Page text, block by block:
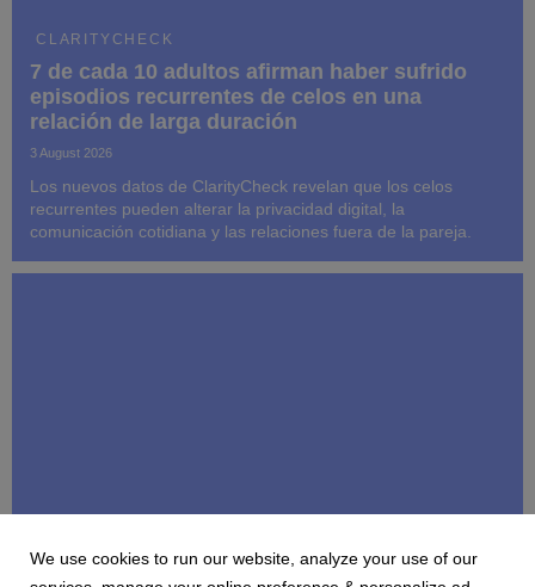
CLARITYCHECK
7 de cada 10 adultos afirman haber sufrido
episodios recurrentes de celos en una
relación de larga duración
3 August 2026
Los nuevos datos de ClarityCheck revelan que los celos
recurrentes pueden alterar la privacidad digital, la
comunicación cotidiana y las relaciones fuera de la pareja.
We use cookies to run our website, analyze your use of our